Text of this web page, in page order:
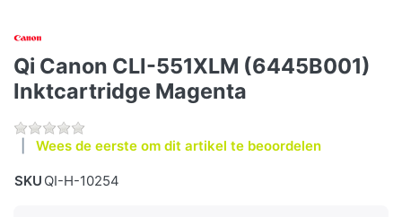
Qi Canon CLI-551XLM (6445B001)
Inktcartridge Magenta
Wees de eerste om dit artikel te beoordelen
SKU QI-H-10254